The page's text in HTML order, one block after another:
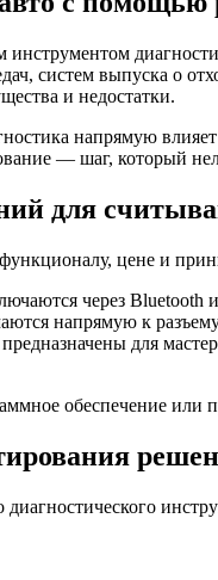
систем выпуска о
и недостатки.
напрямую
— шаг, который
для
цене и
через Bluetooth
напрямую к
предназначены для
обеспечение или